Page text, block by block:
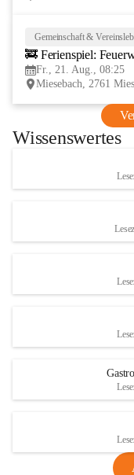
Gemeinschaft &
🚒 Ferienspiel:
Fr., 21. Aug., 08:25
Miesebach, 2761
Wissenswertes